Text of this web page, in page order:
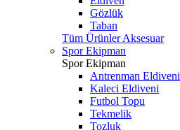
Gözlük
Taban
Tüm Ürünler Aksesuar
Spor Ekipman
Spor Ekipman
Antrenman Eldiveni
Kaleci Eldiveni
Futbol Topu
Tekmelik
Tozluk